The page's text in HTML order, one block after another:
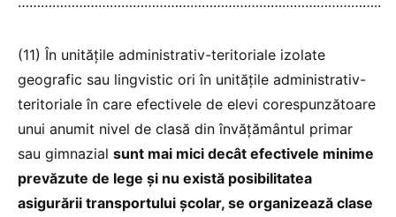
(11) În unităţile administrativ-teritoriale izolate
geografic sau lingvistic ori în unităţile administrativ-
teritoriale în care efectivele de elevi corespunzătoare
unui anumit nivel de clasă din învăţământul primar
sau gimnazial sunt mai mici decât efectivele minime
prevăzute de lege şi nu există posibilitatea
asigurării transportului şcolar, se organizează clase